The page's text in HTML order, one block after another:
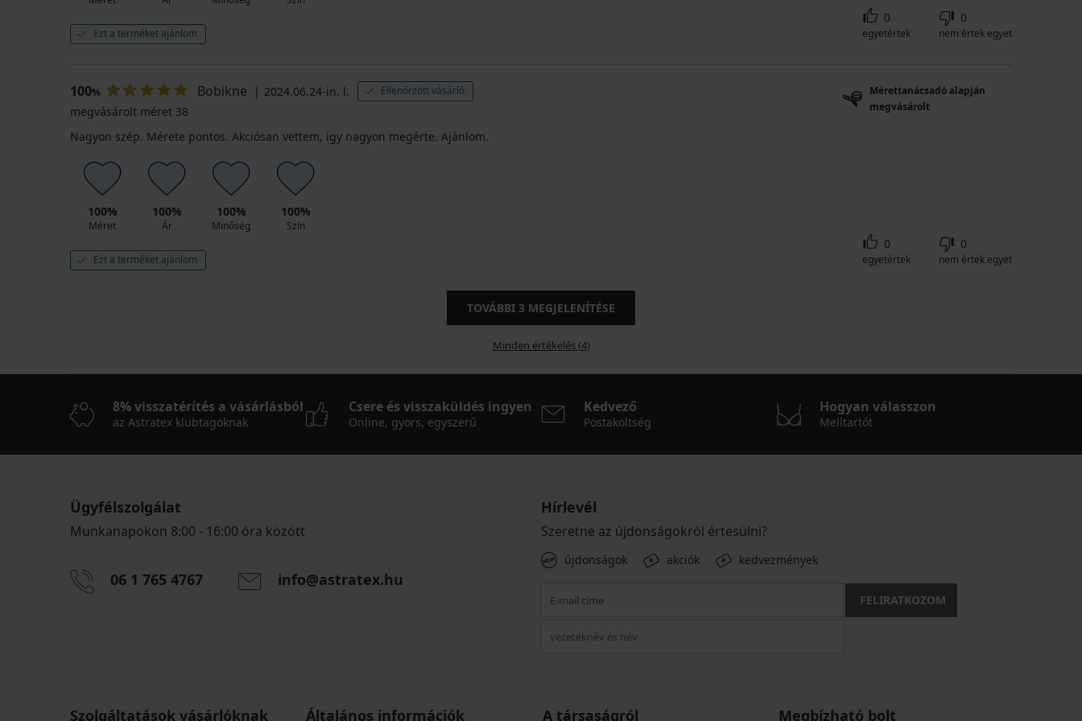
Ezt a terméket ajánlom
0
egyetértek
0
nem értek egyet
100% Bobikne 2024.06.24-in. l. Ellenőrzött vásárló
Mérettanácsadó alapján
megvásárolt
megvásárolt méret 38
Nagyon szép. Mérete pontos. Akciósan vettem, igy nagyon megérte. Ajánlom.
100%
Méret
100%
Ár
100%
Minőség
100%
Szín
Ezt a terméket ajánlom
0
egyetértek
0
nem értek egyet
TOVÁBBI 3 MEGJELENÍTÉSE
Minden értékelés (4)
8% visszatérítés a vásárlásból
az Astratex klubtagoknak
Csere és visszaküldés ingyen
Online, gyors, egyszerű
Kedvező
Postaköltség
Hogyan válasszon
Melltartót
Ügyfélszolgálat
Munkanapokon 8:00 - 16:00 óra között
06 1 765 4767 info@astratex.hu
Hírlevél
Szeretne az újdonságokról értesülni?
újdonságok akciók kedvezmények
FELIRATKOZOM
Szolgáltatások vásárlóknak Általános információk A társaságról Megbízható bolt